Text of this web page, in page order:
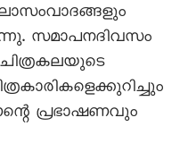
സമാപനദിവസം
പ്രഭാഷണവും